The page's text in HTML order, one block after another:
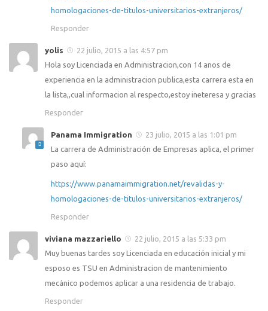
homologaciones-de-titulos-universitarios-extranjeros/
Responder
yolis
22 julio, 2015 a las 4:57 pm
Hola soy Licenciada en Administracion,con 14 anos de
experiencia en la administracion publica,esta carrera esta en
la lista,,cual informacion al respecto,estoy ineteresa y gracias
Responder
Panama Immigration
23 julio, 2015 a las 1:01 pm
La carrera de Administración de Empresas aplica, el primer
paso aquí:
https://www.panamaimmigration.net/revalidas-y-
homologaciones-de-titulos-universitarios-extranjeros/
Responder
viviana mazzariello
22 julio, 2015 a las 5:33 pm
Muy buenas tardes soy Licenciada en educación inicial y mi
esposo es TSU en Administracion de mantenimiento
mecánico podemos aplicar a una residencia de trabajo.
Responder